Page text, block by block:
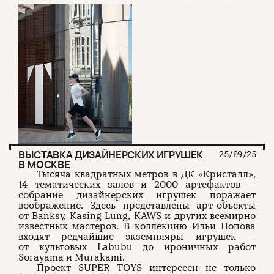
ВЫСТАВКА ДИЗАЙНЕРСКИХ ИГРУШЕК
В МОСКВЕ
25/09/25
Тысяча квадратных метров в ДК «Кристалл»,
14 тематических залов и 2000 артефактов —
собрание дизайнерских игрушек поражает
воображение. Здесь представлены арт-объекты
от Banksy, Kasing Lung, KAWS и других всемирно
известных мастеров. В коллекцию Ильи Попова
входят редчайшие экземпляры игрушек —
от культовых Labubu до ироничных работ
Sorayama и Murakami.
Проект SUPER TOYS интересен не только